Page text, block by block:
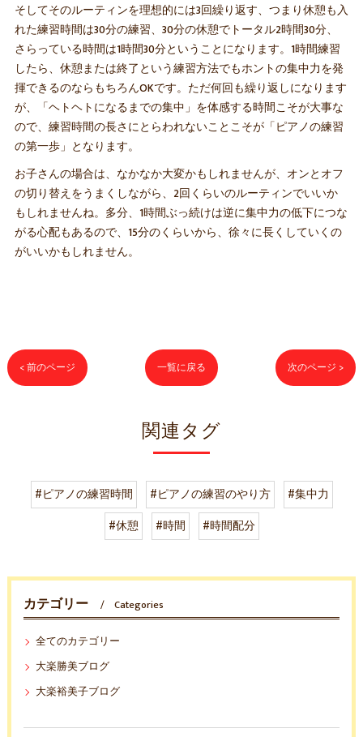
そしてそのルーティンを理想的には3回繰り返す、つまり休憩も入
れた練習時間は30分の練習、30分の休憩でトータル2時間30分、
さらっている時間は1時間30分ということになります。1時間練習
したら、休憩または終了という練習方法でもホントの集中力を発
揮できるのならもちろんOKです。ただ何回も繰り返しになります
が、「ヘトヘトになるまでの集中」を体感する時間こそが大事な
ので、練習時間の長さにとらわれないことこそが「ピアノの練習
の第一歩」となります。
お子さんの場合は、なかなか大変かもしれませんが、オンとオフ
の切り替えをうまくしながら、2回くらいのルーティンでいいか
もしれませんね。多分、1時間ぶっ続けは逆に集中力の低下につな
がる心配もあるので、15分のくらいから、徐々に長くしていくの
がいいかもしれません。
< 前のページ 一覧に戻る 次のページ >
関連タグ
#ピアノの練習時間 #ピアノの練習のやり方
#集中力
#休憩
#時間 #時間配分
カテゴリー Categories
全てのカテゴリー
大楽勝美ブログ
大楽裕美子ブログ